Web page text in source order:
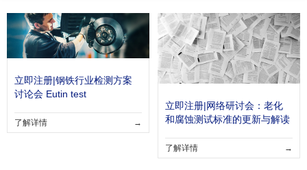
立即注册|钢铁行业检测方案
讨论会 Eutin test
了解详情 →
立即注册|网络研讨会：老化
和腐蚀测试标准的更新与解读
了解详情 →